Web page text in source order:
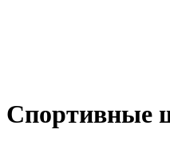
Спортивные